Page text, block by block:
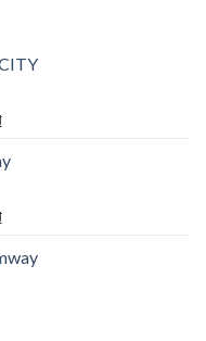
Current
is:
Current
is: